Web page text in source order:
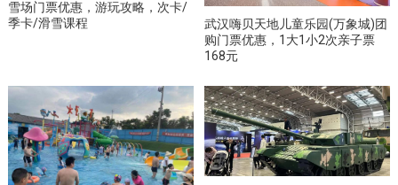
雪场门票优惠，游玩攻略，次卡/
季卡/滑雪课程
武汉嗨贝天地儿童乐园(万象城)团
购门票优惠，1大1小2次亲子票
168元